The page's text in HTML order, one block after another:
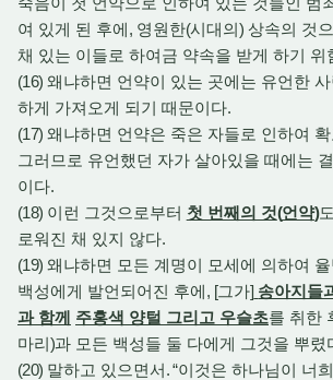
여 있게 된 후에, 영원한(시대의) 상속의 것
채 있는 이들로 하여금 약속을 받게 하기 위
(16) 왜냐하면 언약이 있는 곳에는 유언한
하게 가져오게 되기 때문이다.
(17) 왜냐하면 언약은 죽은 자들로 인하여
그러므로 유언했던 자가 살아있을 때에는
이다.
(18) 이런 그것으로부터 첫 번째의 것(언약)
로워진 채 있지 않다.
(19) 왜냐하면 모든 계명이 모세에 의하여
백성에게 발언되어진 후에, [그가] 송아지들
과 함께 주홍색 양털 그리고 우슬초를 취한
마리)과 모든 백성들 둘 다에게 그것을 뿌렸
(20) 말하고 있으면서. “이것은 하나님이 너